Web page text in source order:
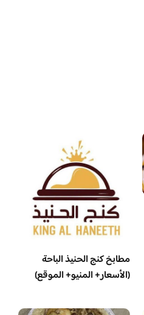
مطابخ كنج الحنيذ الباحة
(الأسعار+ المنيو+ الموقع)